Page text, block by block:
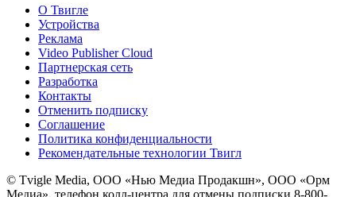
О Твигле
Устройства
Реклама
Video Publisher Cloud
Партнерская сеть
Разработка
Контакты
Отменить подписку
Соглашение
Политика конфиденциальности
Рекомендательные технологии Твигл
© Tvigle Media, ООО «Нью Медиа Продакшн», ООО «Орм